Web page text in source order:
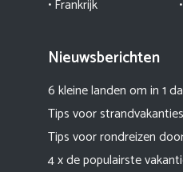
• Frankrijk
Nieuwsberichten
6 kleine landen om in 1
Tips voor
Tips voor rondreizen
4 x de populairste